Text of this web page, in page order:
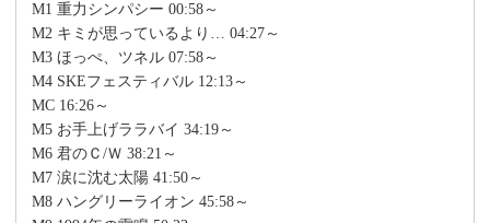
M1 重力シンパシー 00:58～
M2 キミが思っているより… 04:27～
M3 ほっぺ、ツネル 07:58～
M4 SKEフェスティバル 12:13～
MC 16:26～
M5 お手上げララバイ 34:19～
M6 君のＣ/Ｗ 38:21～
M7 涙に沈む太陽 41:50～
M8 ハングリーライオン 45:58～